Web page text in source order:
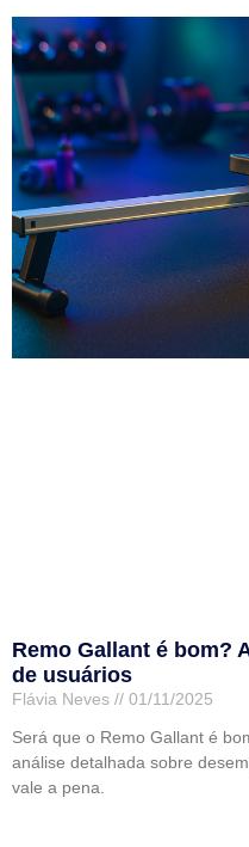
Remo Gallant é bom?
de usuários
Flávia Neves
01/11/2025
Será que o Remo Gallant é
análise detalhada sobre
vale a pena.